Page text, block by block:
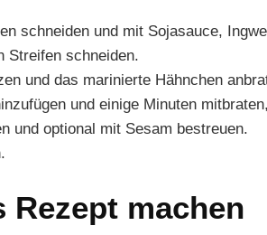
schneiden und mit Sojasauce,
Streifen schneiden.
und das marinierte Hähnchen
und einige Minuten
und optional mit Sesam bestreuen.
Rezept machen